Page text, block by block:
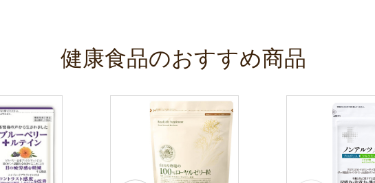
健康食品のおすすめ商品